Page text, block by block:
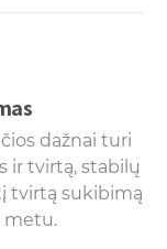
dažnai turi
ir tvirtą, stabilų
tvirtą sukibimą
metu.